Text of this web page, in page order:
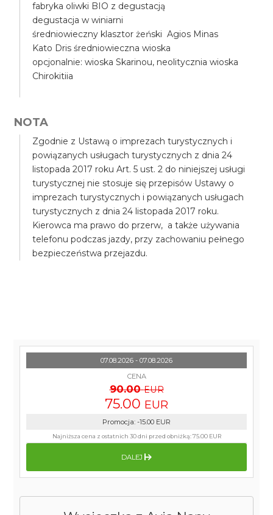
fabryka oliwki BIO z degustacją
degustacja w winiarni
średniowieczny klasztor żeński Agios Minas
Kato Dris średniowieczna wioska
opcjonalnie: wioska Skarinou, neolitycznia wioska
Chirokitiia
NOTA
Zgodnie z Ustawą o imprezach turystycznych i
powiązanych usługach turystycznych z dnia 24
listopada 2017 roku Art. 5 ust. 2 do niniejszej usługi
turystycznej nie stosuje się przepisów Ustawy o
imprezach turystycznych i powiązanych usługach
turystycznych z dnia 24 listopada 2017 roku.
Kierowca ma prawo do przerw, a także używania
telefonu podczas jazdy, przy zachowaniu pełnego
bezpieczeństwa przejazdu.
07.08.2026 - 07.08.2026
CENA
90.00 EUR
75.00 EUR
Promocja: -15.00 EUR
Najniższa cena z ostatnich 30 dni przed obniżką:75.00 EUR
DALEJ